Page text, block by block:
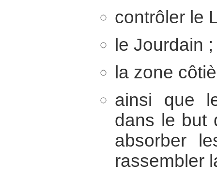
contrôler le
le Jourdain ;
la zone
ainsi que
dans le but
absorber
rassembler